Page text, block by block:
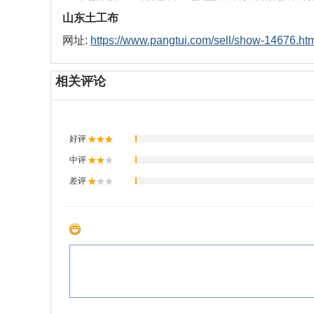
山东土工布
网址: https://www.pangtui.com/sell/show-
相关评论